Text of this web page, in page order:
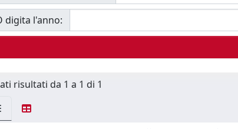
digita l'anno:
risultati da 1 a 1 di 1